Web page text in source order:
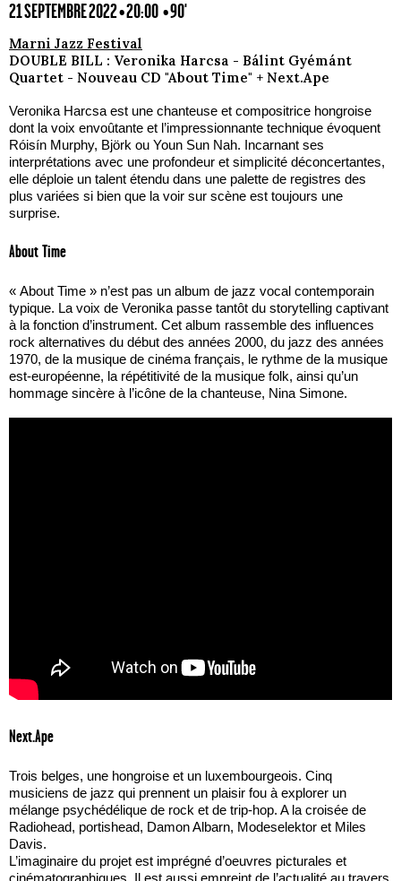
21 SEPTEMBRE 2022 • 20:00 • 90'
Marni Jazz Festival
DOUBLE BILL : Veronika Harcsa - Bálint Gyémánt
Quartet - Nouveau CD "About Time" + Next.Ape
Veronika Harcsa est une chanteuse et compositrice hongroise
dont la voix envoûtante et l’impressionnante technique évoquent
Róisín Murphy, Björk ou Youn Sun Nah. Incarnant ses
interprétations avec une profondeur et simplicité déconcertantes,
elle déploie un talent étendu dans une palette de registres des
plus variées si bien que la voir sur scène est toujours une
surprise.
About Time
« About Time » n’est pas un album de jazz vocal contemporain
typique. La voix de Veronika passe tantôt du storytelling captivant
à la fonction d’instrument. Cet album rassemble des influences
rock alternatives du début des années 2000, du jazz des années
1970, de la musique de cinéma français, le rythme de la musique
est-européenne, la répétitivité de la musique folk, ainsi qu’un
hommage sincère à l’icône de la chanteuse, Nina Simone.
Next.Ape
Trois belges, une hongroise et un luxembourgeois. Cinq
musiciens de jazz qui prennent un plaisir fou à explorer un
mélange psychédélique de rock et de trip-hop. A la croisée de
Radiohead, portishead, Damon Albarn, Modeselektor et Miles
Davis.
L’imaginaire du projet est imprégné d’oeuvres picturales et
cinématographiques. Il est aussi empreint de l’actualité au travers